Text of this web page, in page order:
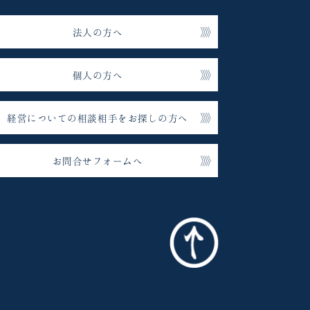
法人の方へ
個人の方へ
経営についての相談相手をお探しの方へ
お問合せフォームへ